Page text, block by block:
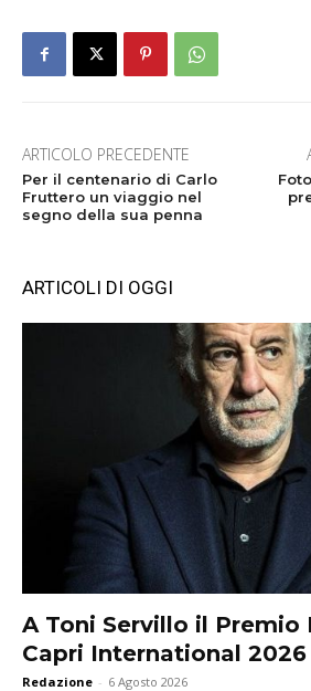
ARTICOLO PRECEDENTE
Per il centenario di Carlo
Fruttero un viaggio nel
segno della sua penna
ARTICOLI DI OGGI
A Toni Servillo il Premio
Capri International 2026
Redazione - 6 Agosto 2026